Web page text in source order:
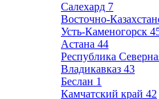
Салехард 7
Восточно-
Усть-Каменогорск
Астана 44
Республика
Владикавказ 43
Беслан 1
Камчатский край 42